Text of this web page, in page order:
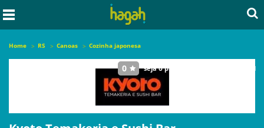
Home RS Canoas Cozinha japonesa
0 seja o primeiro a avaliar este local